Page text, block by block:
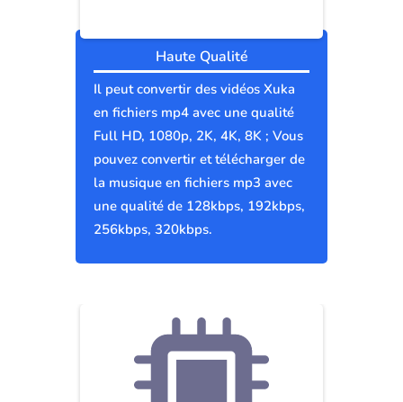
Haute Qualité
Il peut convertir des vidéos Xuka
en fichiers mp4 avec une qualité
Full HD, 1080p, 2K, 4K, 8K ; Vous
pouvez convertir et télécharger de
la musique en fichiers mp3 avec
une qualité de 128kbps, 192kbps,
256kbps, 320kbps.